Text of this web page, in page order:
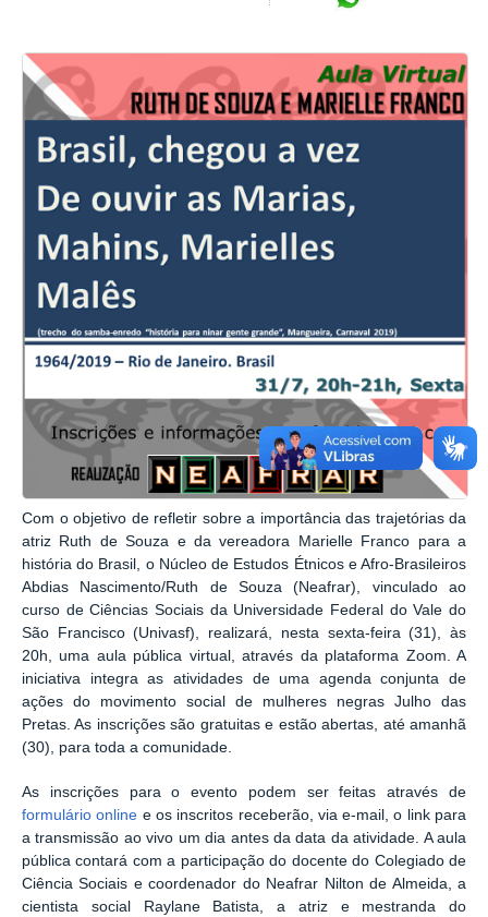
Com o objetivo de refletir sobre a importância das trajetórias da
atriz Ruth de Souza e da vereadora Marielle Franco para a
história do Brasil, o Núcleo de Estudos Étnicos e Afro-Brasileiros
Abdias Nascimento/Ruth de Souza (Neafrar), vinculado ao
curso de Ciências Sociais da Universidade Federal do Vale do
São Francisco (Univasf), realizará, nesta sexta-feira (31), às
20h, uma aula pública virtual, através da plataforma Zoom. A
iniciativa integra as atividades de uma agenda conjunta de
ações do movimento social de mulheres negras Julho das
Pretas. As inscrições são gratuitas e estão abertas, até amanhã
(30), para toda a comunidade.
As inscrições para o evento podem ser feitas através de
formulário online e os inscritos receberão, via e-mail, o link para
a transmissão ao vivo um dia antes da data da atividade. A aula
pública contará com a participação do docente do Colegiado de
Ciência Sociais e coordenador do Neafrar Nilton de Almeida, a
cientista social Raylane Batista, a atriz e mestranda do